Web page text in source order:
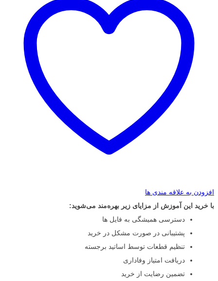
افزودن به علاقه مندی ها
با خرید این آموزش از مزایای زیر بهره‌مند می‌شوید:
دسترسی همیشگی به فایل ها
پشتیبانی در صورت مشکل در خرید
تنظیم قطعات توسط اساتید برجسته
دریافت امتیاز وفاداری
تضمین رضایت از خرید